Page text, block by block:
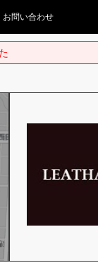
お問い合わせ